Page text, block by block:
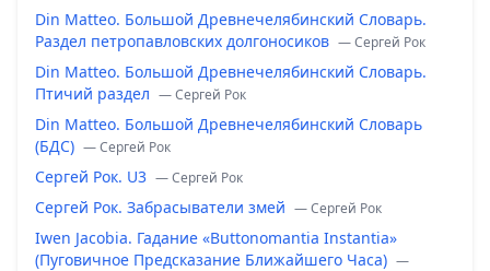
Din Matteo. Большой Древнечелябинский Словарь.
Раздел петропавловских долгоносиков — Сергей Рок
Din Matteo. Большой Древнечелябинский Словарь.
Птичий раздел — Сергей Рок
Din Matteo. Большой Древнечелябинский Словарь
(БДС) — Сергей Рок
Сергей Рок. U3 — Сергей Рок
Сергей Рок. Забрасыватели змей — Сергей Рок
Iwen Jacobia. Гадание «Buttonomantia Instantia»
(Пуговичное Предсказание Ближайшего Часа) —